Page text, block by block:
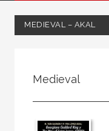
MEDIEVAL – AKAL
Ciencias humanas y
Arte
Medieval
Medieval